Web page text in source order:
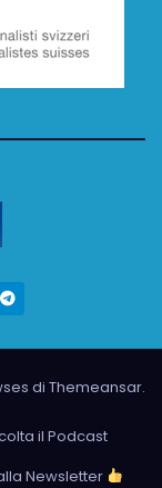
di Themeansar.
il Podcast
Newsletter